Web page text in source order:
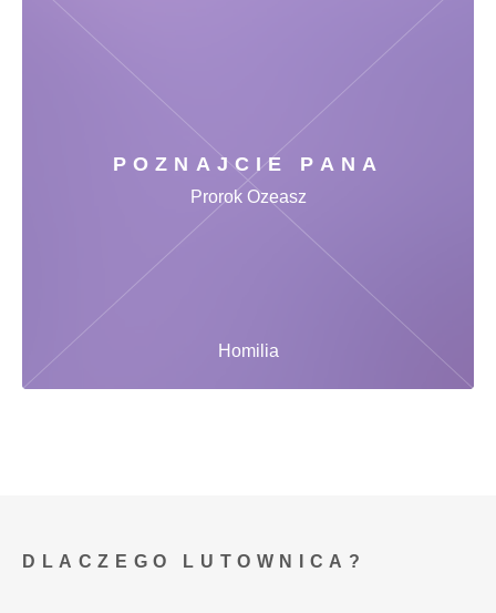
POZNAJCIE PANA
Homilia
Prorok Ozeasz
DLACZEGO LUTOWNICA?